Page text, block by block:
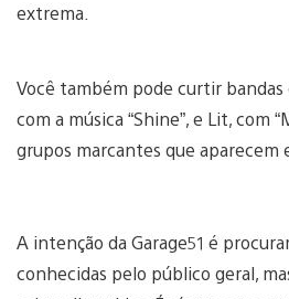
extrema.
Você também pode curtir bandas
com a música “Shine”, e Lit, com
grupos marcantes que aparecem
A intenção da Garage51 é
conhecidas pelo público geral,